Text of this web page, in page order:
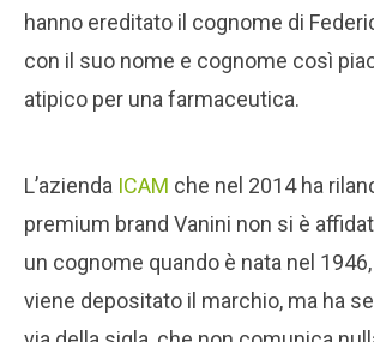
hanno ereditato il cognome di
con il suo nome e cognome così
atipico per una farmaceutica.
L’azienda ICAM che nel 2014 ha
premium brand Vanini non si è
un cognome quando è nata nel
viene depositato il marchio, ma ha